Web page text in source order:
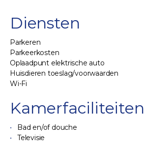
Diensten
Parkeren
Parkeerkosten
Oplaadpunt elektrische auto
Huisdieren toeslag/voorwaarden
Wi-Fi
Kamerfaciliteiten
Bad en/of douche
Televisie